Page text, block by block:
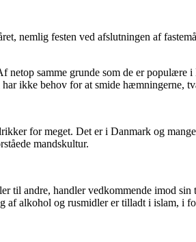
nemlig festen ved afslutningen af
samme grunde som de er
ikke behov for at smide
for meget. Det er i Danmark og
mandskultur.
andre, handler vedkommende imod
alkohol og rusmidler er tilladt i islam, i